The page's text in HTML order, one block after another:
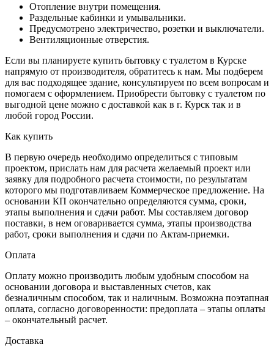
Отопление внутри помещения.
Раздельные кабинки и умывальники.
Предусмотрено электричество, розетки и выключатели.
Вентиляционные отверстия.
Если вы планируете купить бытовку с туалетом в Курске
напрямую от производителя, обратитесь к нам. Мы подберем
для вас подходящее здание, консультируем по всем вопросам и
помогаем с оформлением. Приобрести бытовку с туалетом по
выгодной цене можно с доставкой как в г. Курск так и в
любой город России.
Как купить
В первую очередь необходимо определиться с типовым
проектом, прислать нам для расчета желаемый проект или
заявку для подробного расчета стоимости, по результатам
которого мы подготавливаем Коммерческое предложение. На
основании КП окончательно определяются сумма, сроки,
этапы выполнения и сдачи работ. Мы составляем договор
поставки, в нем оговаривается сумма, этапы производства
работ, сроки выполнения и сдачи по Актам-приемки.
Оплата
Оплату можно производить любым удобным способом на
основании договора и выставленных счетов, как
безналичным способом, так и наличным. Возможна поэтапная
оплата, согласно договоренности: предоплата – этапы оплаты
– окончательный расчет.
Доставка